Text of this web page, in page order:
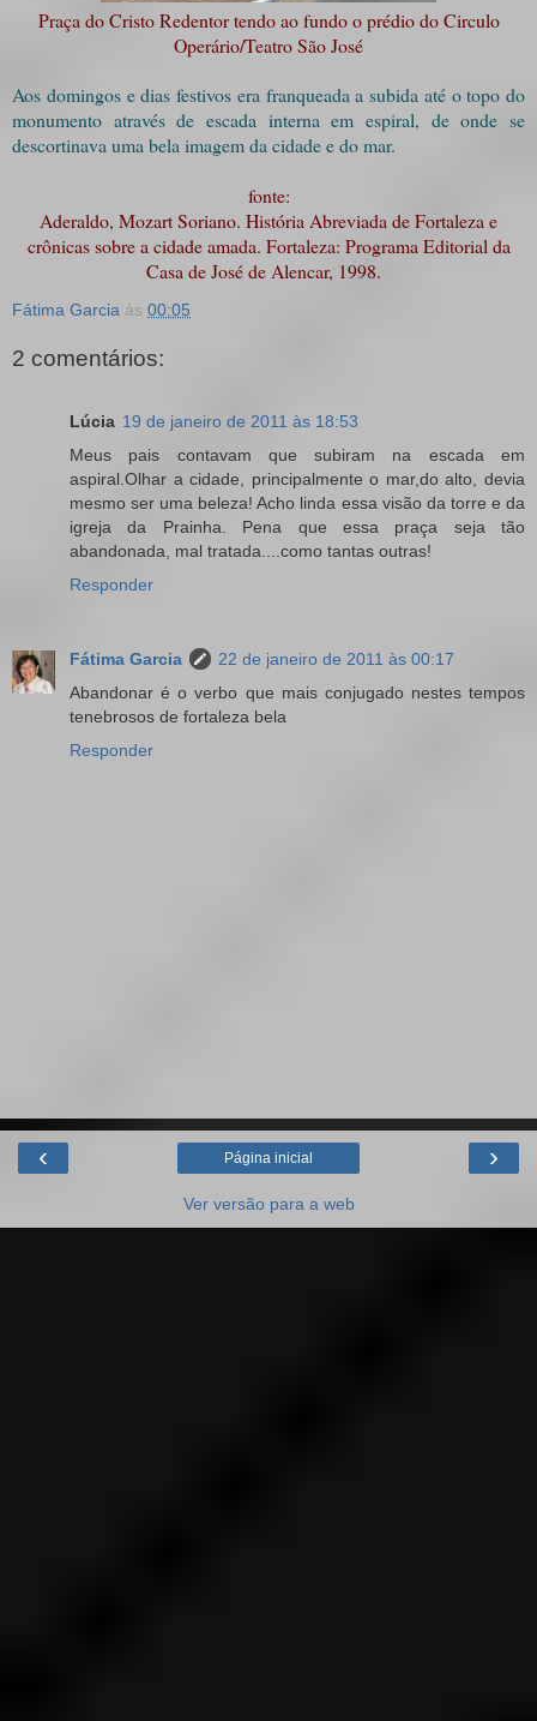
Praça do Cristo Redentor tendo ao fundo o prédio do Circulo
Operário/Teatro São José
Aos domingos e dias festivos era franqueada a subida até o topo do
monumento através de escada interna em espiral, de onde se
descortinava uma bela imagem da cidade e do mar.
fonte:
Aderaldo, Mozart Soriano. História Abreviada de Fortaleza e
crônicas sobre a cidade amada. Fortaleza: Programa Editorial da
Casa de José de Alencar, 1998.
Fátima Garcia às 00:05
2 comentários:
Lúcia 19 de janeiro de 2011 às 18:53
Meus pais contavam que subiram na escada em
aspiral.Olhar a cidade, principalmente o mar,do alto, devia
mesmo ser uma beleza! Acho linda essa visão da torre e da
igreja da Prainha. Pena que essa praça seja tão
abandonada, mal tratada....como tantas outras!
Responder
Fátima Garcia
22 de janeiro de 2011 às 00:17
Abandonar é o verbo que mais conjugado nestes tempos
tenebrosos de fortaleza bela
Responder
‹ ›
Página inicial
Ver versão para a web